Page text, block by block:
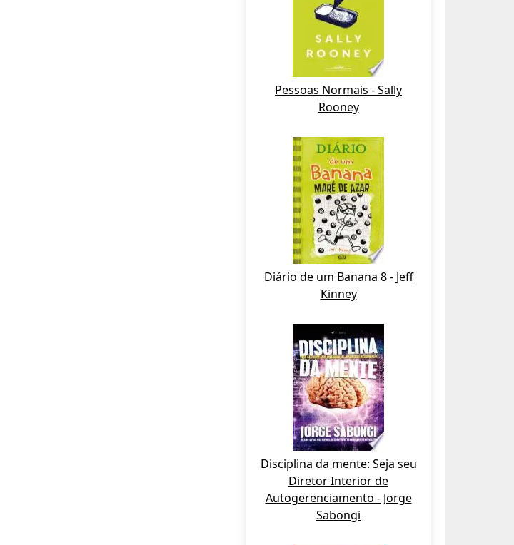
Pessoas Normais - Sally
Rooney
Diário de um Banana 8 - Jeff
Kinney
Disciplina da mente: Seja seu
Diretor Interior de
Autogerenciamento - Jorge
Sabongi